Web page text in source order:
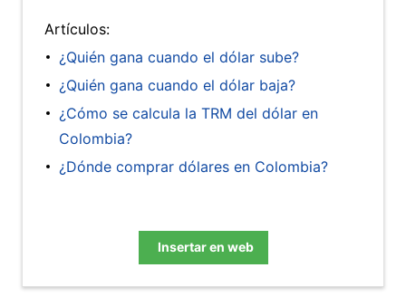
Artículos:
¿Quién gana cuando el dólar sube?
¿Quién gana cuando el dólar baja?
¿Cómo se calcula la TRM del dólar en
Colombia?
¿Dónde comprar dólares en Colombia?
Insertar en web